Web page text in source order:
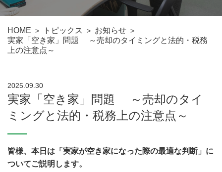
HOME トピックス
お知らせ
実家「空き家」問題 ～売却のタイミングと法的・税務
上の注意点～
2025.09.30
実家「空き家」問題 ～売却のタイ
ミングと法的・税務上の注意点～
皆様、本日は「実家が空き家になった際の最適な判断」に
ついてご説明します。